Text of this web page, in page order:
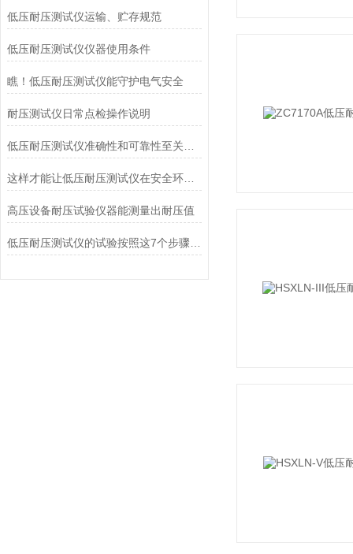
低压耐压测试仪运输、贮存规范
低压耐压测试仪仪器使用条件
瞧！低压耐压测试仪能守护电气安全
耐压测试仪日常点检操作说明
这样才能让低压耐压测试仪在安全环境中工作
高压设备耐压试验仪器能测量出耐压值